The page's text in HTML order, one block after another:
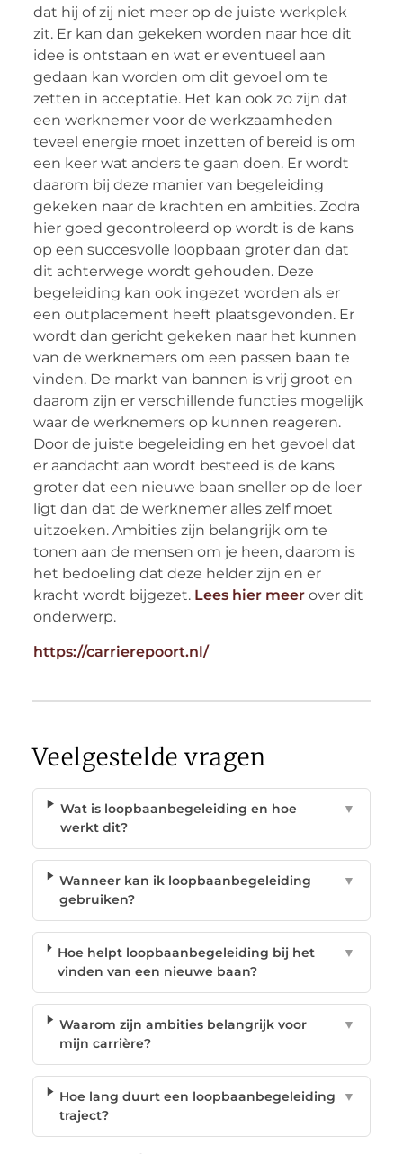
dat hij of zij niet meer op de juiste werkplek
zit. Er kan dan gekeken worden naar hoe dit
idee is ontstaan en wat er eventueel aan
gedaan kan worden om dit gevoel om te
zetten in acceptatie. Het kan ook zo zijn dat
een werknemer voor de werkzaamheden
teveel energie moet inzetten of bereid is om
een keer wat anders te gaan doen. Er wordt
daarom bij deze manier van begeleiding
gekeken naar de krachten en ambities. Zodra
hier goed gecontroleerd op wordt is de kans
op een succesvolle loopbaan groter dan dat
dit achterwege wordt gehouden. Deze
begeleiding kan ook ingezet worden als er
een outplacement heeft plaatsgevonden. Er
wordt dan gericht gekeken naar het kunnen
van de werknemers om een passen baan te
vinden. De markt van bannen is vrij groot en
daarom zijn er verschillende functies mogelijk
waar de werknemers op kunnen reageren.
Door de juiste begeleiding en het gevoel dat
er aandacht aan wordt besteed is de kans
groter dat een nieuwe baan sneller op de loer
ligt dan dat de werknemer alles zelf moet
uitzoeken. Ambities zijn belangrijk om te
tonen aan de mensen om je heen, daarom is
het bedoeling dat deze helder zijn en er
kracht wordt bijgezet. Lees hier meerover dit
onderwerp.
https://carrierepoort.nl/
Veelgestelde vragen
Wat is loopbaanbegeleiding en hoe
werkt dit?
▼
Wanneer kan ik loopbaanbegeleiding
gebruiken?
▼
Hoe helpt loopbaanbegeleiding bij het
vinden van een nieuwe baan?
▼
Waarom zijn ambities belangrijk voor
mijn carrière?
▼
Hoe lang duurt een loopbaanbegeleiding
traject?
▼